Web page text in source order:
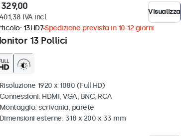
IVA incl.
Visualizza
13 Pollici
13HD7Spedizione prevista in 10-12 giorni
Risoluzione 1920 x 1080 (Full HD)
Connessioni: HDMI, VGA, BNC, RCA
Montaggio: scrivania, parete
Dimensioni esterne: 318 x 200 x 33 mm